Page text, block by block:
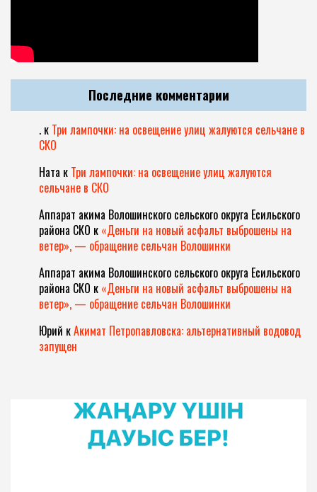
Последние комментарии
. к Три лампочки: на освещение улиц жалуются сельчане в
СКО
Ната к Три лампочки: на освещение улиц жалуются
сельчане в СКО
Аппарат акима Волошинского сельского округа Есильского
района СКО к «Деньги на новый асфальт выброшены на
ветер», — обращение сельчан Волошинки
Аппарат акима Волошинского сельского округа Есильского
района СКО к «Деньги на новый асфальт выброшены на
ветер», — обращение сельчан Волошинки
Юрий кАкимат Петропавловска: альтернативный водовод
запущен